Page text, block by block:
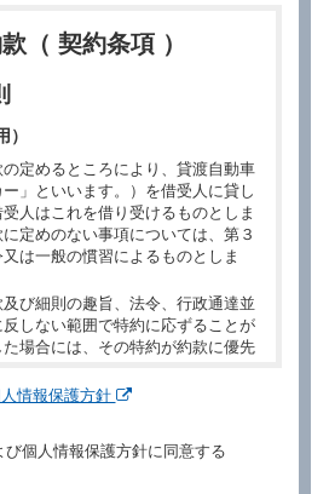
（ 契約条項 ）
定めるところにより、貸渡自動車
ー」といいます。）を借受人に貸し
人はこれを借り受けるものとしま
定めのない事項については、第３
は一般の慣習によるものとしま
び細則の趣旨、法令、行政通達並
しない範囲で特約に応ずることが
場合には、その特約が約款に優先
み）
情報保護方針
個人情報保護方針に同意する